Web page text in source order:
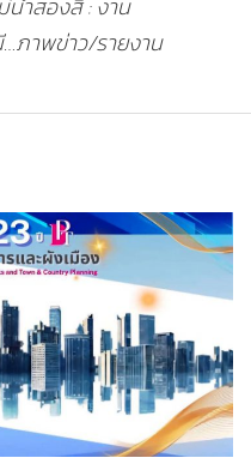
น้ำสองสี : งาน
ภาพข่าว/รายงาน